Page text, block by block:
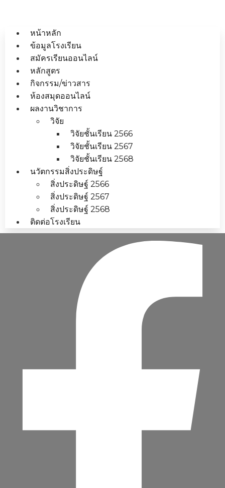
หน้าหลัก
ข้อมูลโรงเรียน
สมัครเรียนออนไลน์
หลักสูตร
กิจกรรม/ข่าวสาร
ห้องสมุดออนไลน์
ผลงานวิชาการ
วิจัย
วิจัยชั้นเรียน 2566
วิจัยชั้นเรียน 2567
วิจัยชั้นเรียน 2568
นวัตกรรมสิ่งประดิษฐ์
สิ่งประดิษฐ์ 2566
สิ่งประดิษฐ์ 2567
สิ่งประดิษฐ์ 2568
ติดต่อโรงเรียน